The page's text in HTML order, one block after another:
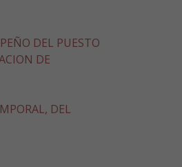
DEL PUESTO
DE
DEL